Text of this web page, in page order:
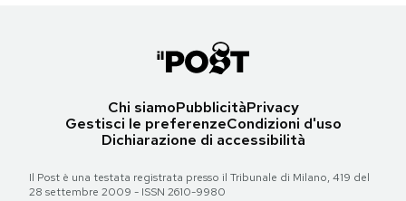
Chi siamoPubblicitàPrivacy
Gestisci le preferenzeCondizioni d'uso
Dichiarazione di accessibilità
Il Post è una testata registrata presso il Tribunale di Milano, 419 del
28 settembre 2009 - ISSN 2610-9980